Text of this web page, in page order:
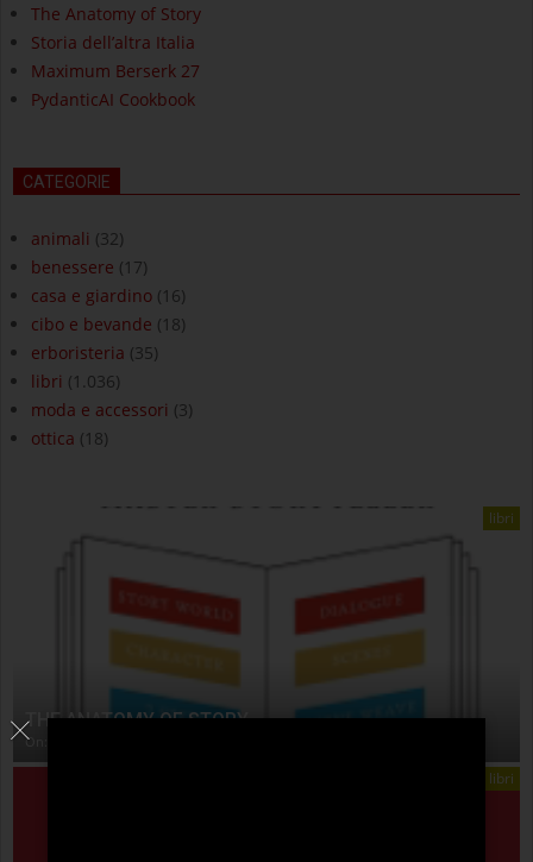
The Anatomy of Story
Storia dell’altra Italia
Maximum Berserk 27
PydanticAI Cookbook
CATEGORIE
animali (32)
benessere (17)
casa e giardino (16)
cibo e bevande (18)
erboristeria (35)
libri (1.036)
moda e accessori (3)
ottica (18)
libri
THE ANATOMY OF STORY
On:
libri